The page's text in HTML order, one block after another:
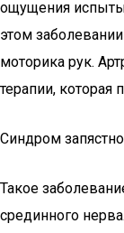
ощущения
этом
моторика рук.
терапии, которая
Синдром
Такое
срединного